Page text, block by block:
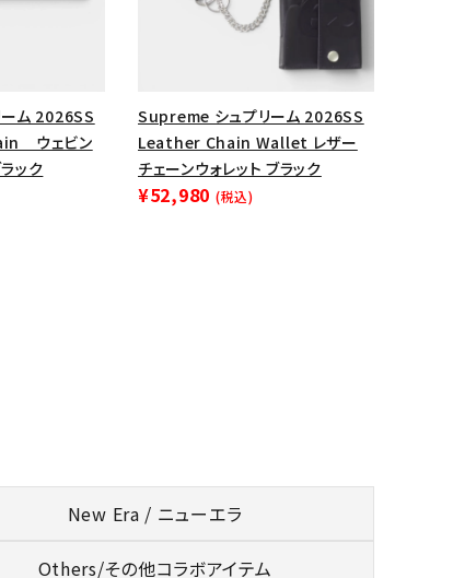
ム 2026SS
ウェビン
ック
Supreme シュプリーム 2026SS
Leather Chain Wallet レザー
チェーンウォレット ブラック
¥52,980 (税込)
New Era / ニューエラ
Others/その他コラボアイテム